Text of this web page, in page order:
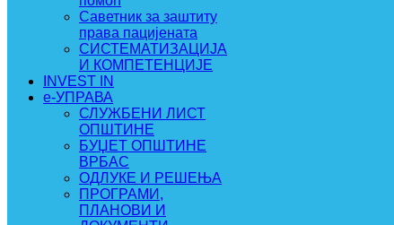
Саветник за заштиту
права пацијената
СИСТЕМАТИЗАЦИЈА
И КОМПЕТЕНЦИЈЕ
INVEST IN
e-УПРАВА
СЛУЖБЕНИ ЛИСТ
ОПШТИНЕ
БУЏЕТ ОПШТИНЕ
ВРБАС
ОДЛУКЕ И РЕШЕЊА
ПРОГРАМИ,
ПЛАНОВИ И